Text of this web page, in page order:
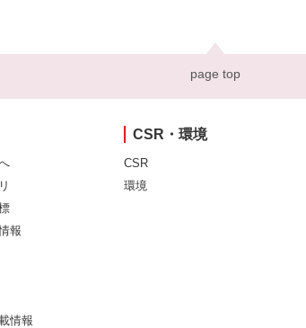
page top
報
情報
CSR・環境
CSR
環境